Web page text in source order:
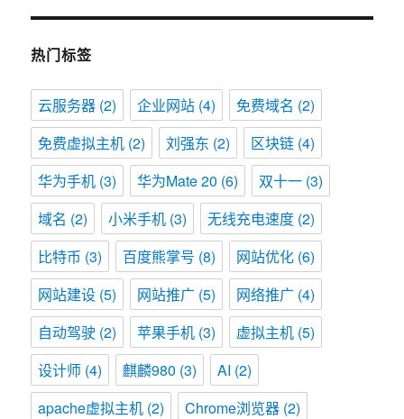
热门标签
云服务器 (2) 企业网站 (4) 免费域名 (2)
免费虚拟主机 (2) 刘强东 (2) 区块链 (4)
华为手机 (3) 华为Mate 20 (6) 双十一 (3)
域名 (2) 小米手机 (3) 无线充电速度 (2)
比特币 (3) 百度熊掌号 (8) 网站优化 (6)
网站建设 (5) 网站推广 (5) 网络推广 (4)
自动驾驶 (2) 苹果手机 (3) 虚拟主机 (5)
设计师 (4) 麒麟980 (3) AI (2)
apache虚拟主机 (2) Chrome浏览器 (2)